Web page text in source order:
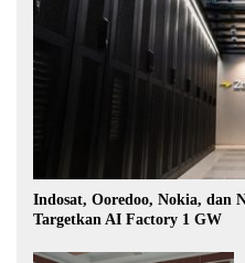
Indosat, Ooredoo, Nokia, dan
Targetkan AI Factory 1 GW